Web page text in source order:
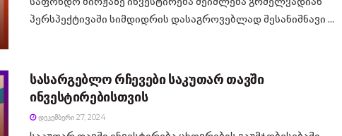
პერსპექტივაში სიმდიდრის დასაგროვებლად შესანიშნავი ...
სასარგებლო რჩევები საკუთარ თავში
ინვესტირებისთვის
ᲓᲔᲙᲔᲛᲑᲔᲠᲘ 27, 2024